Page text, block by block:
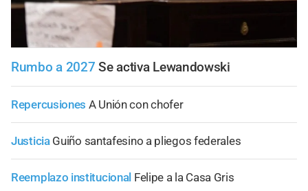
Rumbo a 2027 Se activa Lewandowski
Repercusiones A Unión con chofer
Justicia Guiño santafesino a pliegos federales
Reemplazo institucional Felipe a la Casa Gris